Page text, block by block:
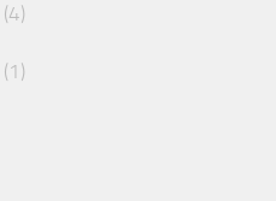
(4)
(1)